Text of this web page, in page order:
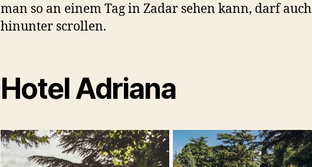
man so an einem Tag in Zadar sehen kann, darf auch
hinunter scrollen.
Hotel Adriana